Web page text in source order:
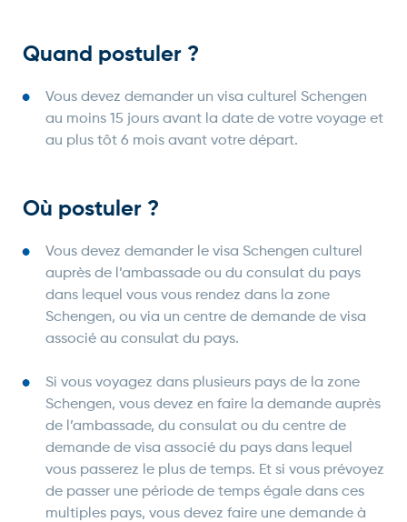
Quand postuler ?
Vous devez demander un visa culturel Schengen
au moins 15 jours avant la date de votre voyage et
au plus tôt 6 mois avant votre départ.
Où postuler ?
Vous devez demander le visa Schengen culturel
auprès de l’ambassade ou du consulat du pays
dans lequel vous vous rendez dans la zone
Schengen, ou via un centre de demande de visa
associé au consulat du pays.
Si vous voyagez dans plusieurs pays de la zone
Schengen, vous devez en faire la demande auprès
de l’ambassade, du consulat ou du centre de
demande de visa associé du pays dans lequel
vous passerez le plus de temps. Et si vous prévoyez
de passer une période de temps égale dans ces
multiples pays, vous devez faire une demande à